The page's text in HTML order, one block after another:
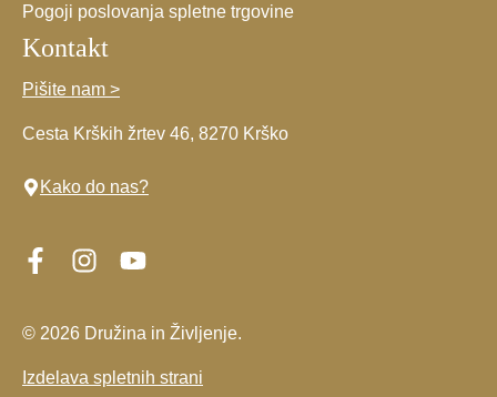
Pogoji poslovanja spletne trgovine
Kontakt
Pišite nam >
Cesta Krških žrtev 46, 8270 Krško
Kako do nas?
© 2026 Družina in Življenje.
Izdelava spletnih strani